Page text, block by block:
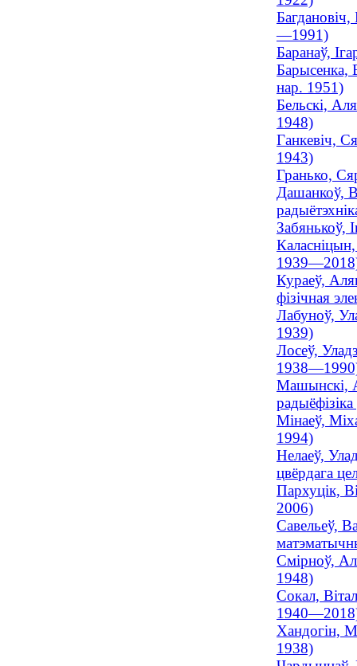
—1991)
Баранаў,
Барысенка,
нар. 1951)
Бельскі,
1948)
Ганкевіч,
1943)
Гранько,
Дашанкоў,
Забянькоў,
Кураеў,
фізічная
Лабуноў,
1939)
Лосеў,
Машынскі,
Мінаеў,
1994)
Нелаеў,
цвёрдага
Пархуцік,
2006)
Савельеў,
Смірноў,
1948)
Сокал,
Хандогін,
1938)